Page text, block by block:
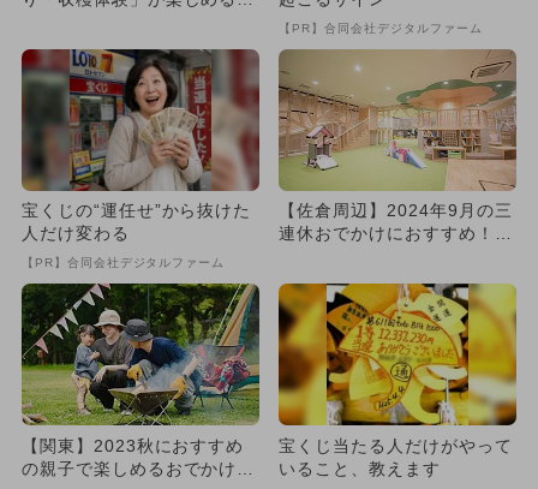
【PR】合同会社デジタルファーム
宝くじの“運任せ”から抜けた
人だけ変わる
【PR】合同会社デジタルファーム
【佐倉周辺】2024年9月の三
連休おでかけにおすすめ！人
【関東】2023秋におすすめ
の親子で楽しめるおでかけス
宝くじ当たる人だけがやって
いること、教えます